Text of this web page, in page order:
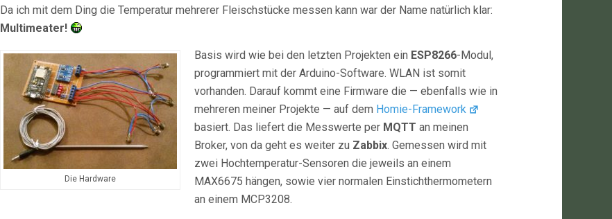
Da ich mit dem Ding die Temperatur mehrerer Fleischstücke messen kann war der Name natürlich klar:
Multimeater!
Die Hardware
Basis wird wie bei den letzten Projekten ein ESP8266-Modul,
programmiert mit der Arduino-Software. WLAN ist somit
vorhanden. Darauf kommt eine Firmware die — ebenfalls wie in
mehreren meiner Projekte — auf dem Homie-Framework
basiert. Das liefert die Messwerte per MQTT an meinen
Broker, von da geht es weiter zu Zabbix. Gemessen wird mit
zwei Hochtemperatur-Sensoren die jeweils an einem
MAX6675 hängen, sowie vier normalen Einstichthermometern
an einem MCP3208.